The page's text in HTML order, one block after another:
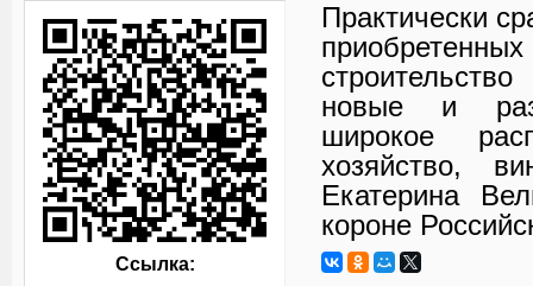
Практически
новые и
широкое
хозяйство,
Екатерина
короне
Ссылка: